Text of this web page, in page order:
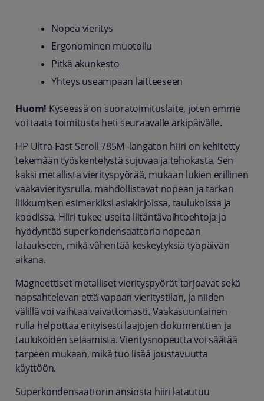
Nopea vieritys
Ergonominen muotoilu
Pitkä akunkesto
Yhteys useampaan laitteeseen
Huom! Kyseessä on suoratoimituslaite, joten emme
voi taata toimitusta heti seuraavalle arkipäivälle.
HP Ultra-Fast Scroll 785M -langaton hiiri on kehitetty
tekemään työskentelystä sujuvaa ja tehokasta. Sen
kaksi metallista vierityspyörää, mukaan lukien erillinen
vaakavieritysrulla, mahdollistavat nopean ja tarkan
liikkumisen esimerkiksi asiakirjoissa, taulukoissa ja
koodissa. Hiiri tukee useita liitäntävaihtoehtoja ja
hyödyntää superkondensaattoria nopeaan
lataukseen, mikä vähentää keskeytyksiä työpäivän
aikana.
Magneettiset metalliset vierityspyörät tarjoavat sekä
napsahtelevan että vapaan vieritystilan, ja niiden
välillä voi vaihtaa vaivattomasti. Vaakasuuntainen
rulla helpottaa erityisesti laajojen dokumenttien ja
taulukoiden selaamista. Vieritysnopeutta voi säätää
tarpeen mukaan, mikä tuo lisää joustavuutta
käyttöön.
Superkondensaattorin ansiosta hiiri latautuu